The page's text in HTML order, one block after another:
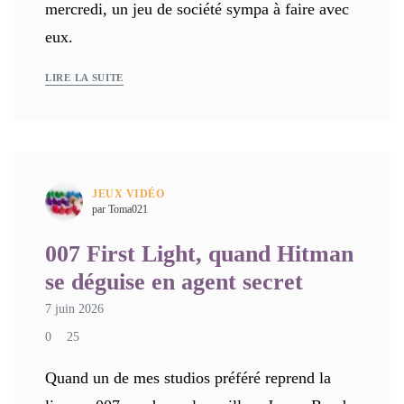
mercredi, un jeu de société sympa à faire avec
eux.
LIRE LA SUITE
JEUX VIDÉO
par Toma021
007 First Light, quand Hitman
se déguise en agent secret
7 juin 2026
0 25
Quand un de mes studios préféré reprend la